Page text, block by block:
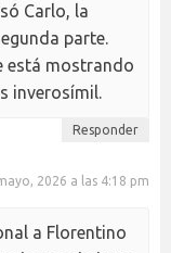
Carlo, la
parte.
está mostrando
inverosímil.
Responder
2026 a las 4:18 pm
a Florentino